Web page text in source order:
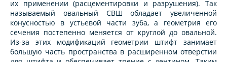
их применении (расцементировки и разрушения). Так
называемый овальный СВШ обладает увеличенной
конусностью в устьевой части зуба, а геометрия его
сечения постепенно меняется от круглой до овальной.
Из-за этих модификаций геометрии штифт занимает
большую часть пространства в расширенном отверстии